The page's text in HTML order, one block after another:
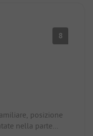
8
posizione
nella parte